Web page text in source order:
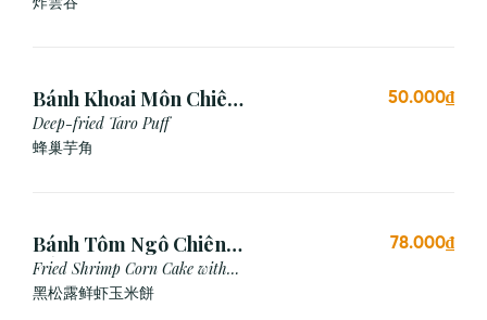
Bánh Khoai Môn Chiên
Xù (3 viên)
Deep-fried Taro Puff
蜂巢芋角
50.000₫
Bánh Tôm Ngô Chiên
Nấm Truffle (3 viên)
Fried Shrimp Corn Cake with
Truffle
黑松露鲜虾玉米餅
78.000₫